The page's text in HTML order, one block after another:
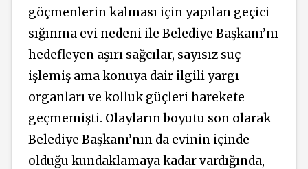
göçmenlerin kalması için yapılan geçici
sığınma evi nedeni ile Belediye Başkanı’nı
hedefleyen aşırı sağcılar, sayısız suç
işlemiş ama konuya dair ilgili yargı
organları ve kolluk güçleri harekete
geçmemişti. Olayların boyutu son olarak
Belediye Başkanı’nın da evinin içinde
olduğu kundaklamaya kadar vardığında,